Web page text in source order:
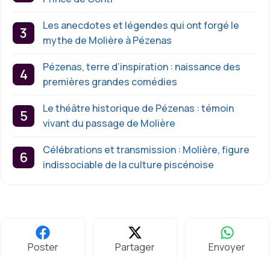
Les anecdotes et légendes qui ont forgé le
mythe de Molière à Pézenas
Pézenas, terre d’inspiration : naissance des
premières grandes comédies
Le théâtre historique de Pézenas : témoin
vivant du passage de Molière
Célébrations et transmission : Molière, figure
indissociable de la culture piscénoise
Poster Partager Envoyer